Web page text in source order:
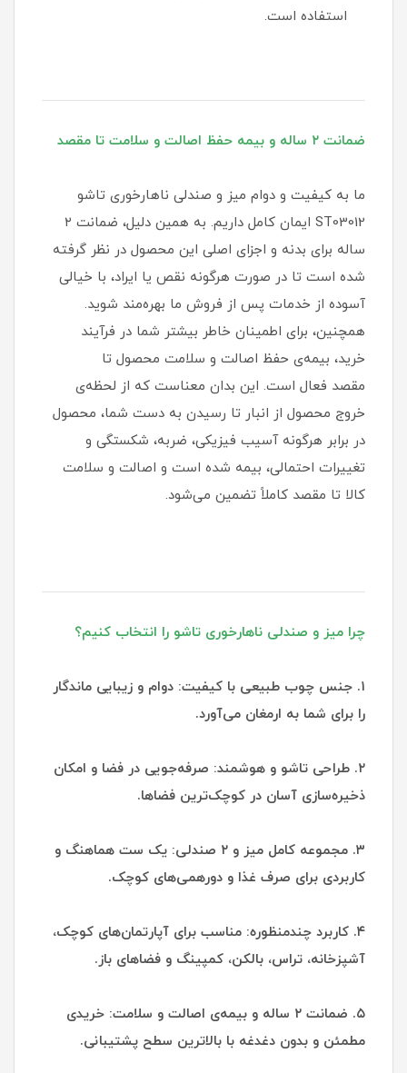
استفاده است.
ضمانت ۲ ساله و بیمه حفظ اصالت و سلامت تا مقصد
ما به کیفیت و دوام میز و صندلی ناهارخوری تاشو
ST03012 ایمان کامل داریم. به همین دلیل، ضمانت ۲
ساله برای بدنه و اجزای اصلی این محصول در نظر گرفته
شده است تا در صورت هرگونه نقص یا ایراد، با خیالی
آسوده از خدمات پس از فروش ما بهره‌مند شوید.
همچنین، برای اطمینان خاطر بیشتر شما در فرآیند
خرید، بیمه‌ی حفظ اصالت و سلامت محصول تا
مقصد فعال است. این بدان معناست که از لحظه‌ی
خروج محصول از انبار تا رسیدن به دست شما، محصول
در برابر هرگونه آسیب فیزیکی، ضربه، شکستگی و
تغییرات احتمالی، بیمه شده است و اصالت و سلامت
کالا تا مقصد کاملاً تضمین می‌شود.
چرا میز و صندلی ناهارخوری تاشو را انتخاب کنیم؟
۱. جنس چوب طبیعی با کیفیت: دوام و زیبایی ماندگار
را برای شما به ارمغان می‌آورد.
۲. طراحی تاشو و هوشمند: صرفه‌جویی در فضا و امکان
ذخیره‌سازی آسان در کوچک‌ترین فضاها.
۳. مجموعه کامل میز و ۲ صندلی: یک ست هماهنگ و
کاربردی برای صرف غذا و دورهمی‌های کوچک.
۴. کاربرد چندمنظوره: مناسب برای آپارتمان‌های کوچک،
آشپزخانه، تراس، بالکن، کمپینگ و فضاهای باز.
۵. ضمانت ۲ ساله و بیمه‌ی اصالت و سلامت: خریدی
مطمئن و بدون دغدغه با بالاترین سطح پشتیبانی.